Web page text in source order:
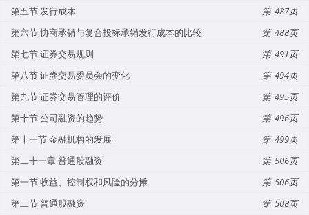
第五节 发行成本
487
第六节 协商承销与复合投标承销发行成本的比较
488
第七节 证券交易规则
491
第八节 证券交易委员会的变化
494
第九节 证券交易管理的评价
495
第十节 公司融资的趋势
496
第十一节 金融机构的发展
499
第二十一章 普通股融资
506
第一节 收益、控制权和风险的分摊
506
第二节 普通股融资
508